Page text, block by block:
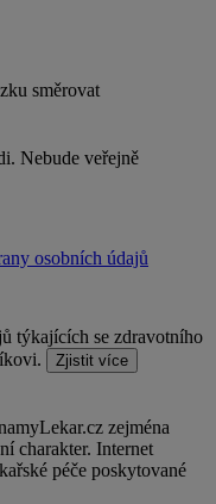
směrovat
Nebude veřejně
osobních údajů
týkajících se zdravotního
Zjistit více
zejména
charakter. Internet
péče poskytované